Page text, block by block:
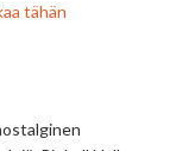
tähän